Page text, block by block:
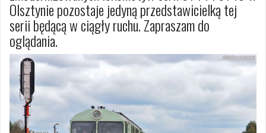
Olsztynie pozostaje jedyną przedstawicielką tej
serii będącą w ciągły ruchu. Zapraszam do
oglądania.